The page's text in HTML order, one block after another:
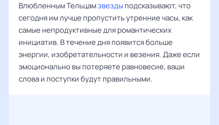
Влюбленным Тельцамзвезды подсказывают, что
сегодня им лучше пропустить утренние часы, как
самые непродуктивные для романтических
инициатив. В течение дня появится больше
энергии, изобретательности и везения. Даже если
эмоционально вы потеряете равновесие, ваши
слова и поступки будут правильными.